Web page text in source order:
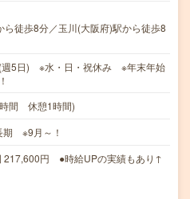
ら徒歩8分／玉川(大阪府)駅から徒歩8
(週5日) ※水・日・祝休み ※年末年始
間 休憩1時間)
期 ※9月～！
円 ●時給UPの実績もあり↑